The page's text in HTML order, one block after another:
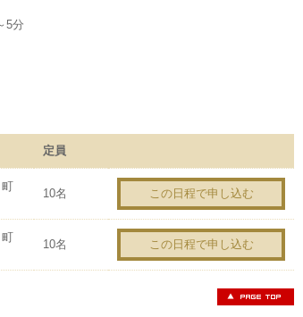
5分
定員
10名 この日程で申し込む
10名 この日程で申し込む